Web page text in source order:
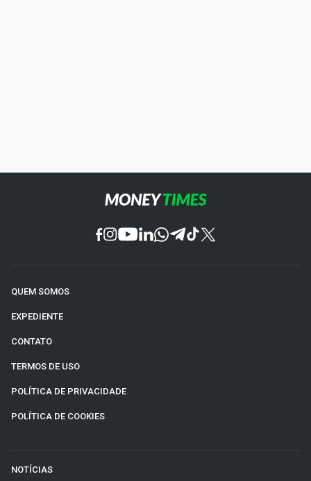
QUEM SOMOS
EXPEDIENTE
CONTATO
TERMOS DE USO
POLÍTICA DE PRIVACIDADE
POLÍTICA DE COOKIES
NOTÍCIAS